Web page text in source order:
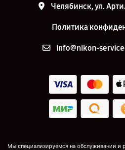
Челябинск, ул.
Политика
info@nikon-
Мы специализируемся на обслуживании и